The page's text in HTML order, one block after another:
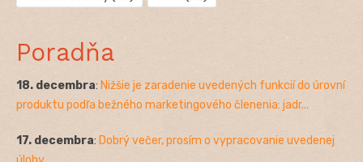
Poradňa
18. decembra: Nižšie je zaradenie uvedených funkcií do úrovní
produktu podľa bežného marketingového členenia: jadr...
17. decembra: Dobrý večer, prosím o vypracovanie uvedenej